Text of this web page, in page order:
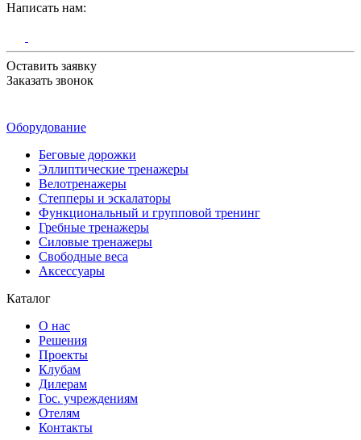
Написать нам:
Оставить заявку
Заказать звонок
Оборудование
Беговые дорожки
Эллиптические тренажеры
Велотренажеры
Степперы и эскалаторы
Функциональный и групповой тренинг
Гребные тренажеры
Силовые тренажеры
Свободные веса
Аксессуары
Каталог
О нас
Решения
Проекты
Клубам
Дилерам
Гос. учреждениям
Отелям
Контакты